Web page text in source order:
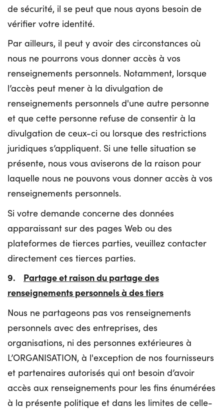
de sécurité, il se peut que nous ayons besoin de
vérifier votre identité.
Par ailleurs, il peut y avoir des circonstances où
nous ne pourrons vous donner accès à vos
renseignements personnels. Notamment, lorsque
l’accès peut mener à la divulgation de
renseignements personnels d'une autre personne
et que cette personne refuse de consentir à la
divulgation de ceux-ci ou lorsque des restrictions
juridiques s’appliquent. Si une telle situation se
présente, nous vous aviserons de la raison pour
laquelle nous ne pouvons vous donner accès à vos
renseignements personnels.
Si votre demande concerne des données
apparaissant sur des pages Web ou des
plateformes de tierces parties, veuillez contacter
directement ces tierces parties.
9. Partage et raison du partage des
renseignements personnels à des tiers
Nous ne partageons pas vos renseignements
personnels avec des entreprises, des
organisations, ni des personnes extérieures à
L’ORGANISATION, à l'exception de nos fournisseurs
et partenaires autorisés qui ont besoin d’avoir
accès aux renseignements pour les fins énumérées
à la présente politique et dans les limites de celle-